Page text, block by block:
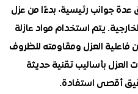
رئيسية، بدءًا من عزل
استخدام مواد عازلة
ومقاومته للظروف
بأساليب تقنية حديثة
استفادة.